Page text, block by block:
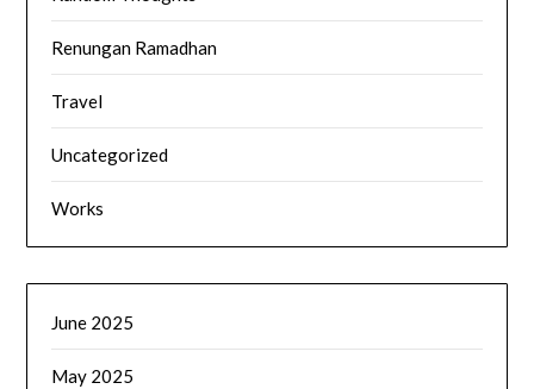
Renungan Ramadhan
Travel
Uncategorized
Works
June 2025
May 2025